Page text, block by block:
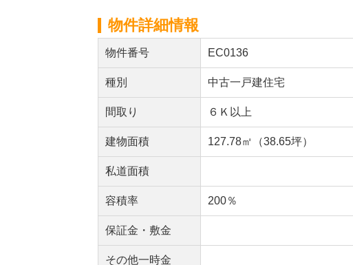
物件詳細情報
物件番号 EC0136
種別 中古一戸建住宅
間取り ６Ｋ以上
建物面積 127.78㎡（38.65坪）
私道面積
容積率 200％
保証金・敷金
その他一時金